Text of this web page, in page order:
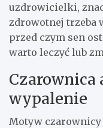
uzdrowicielki,
zdrowotnej trzeba
przed czym sen
warto leczyć lub
Czarownica
wypalenie
Motyw czarownicy